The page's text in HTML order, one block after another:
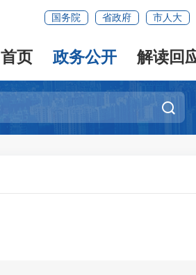
国务院 省政府 市人大
首页 政务公开 解读回